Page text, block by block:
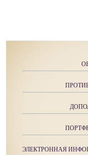
ЭЛЕКТРОННАЯ